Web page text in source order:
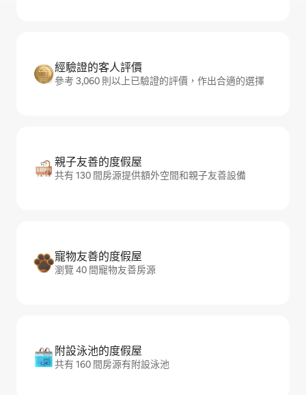
經驗證的客人評價
參考 3,060 則以上已驗證的評價，作出合適的選擇
親子友善的度假屋
共有 130 間房源提供額外空間和親子友善設備
寵物友善的度假屋
瀏覽 40 間寵物友善房源
附設泳池的度假屋
共有 160 間房源有附設泳池